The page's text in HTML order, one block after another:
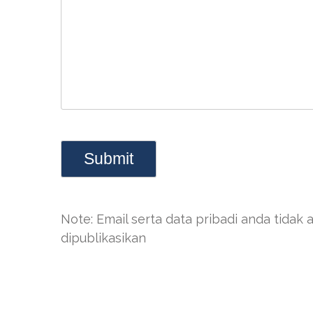
Note: Email serta data pribadi anda tidak
dipublikasikan